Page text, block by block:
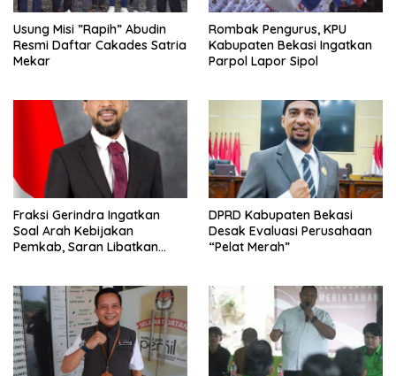
Usung Misi ”Rapih” Abudin
Resmi Daftar Cakades Satria
Mekar
Rombak Pengurus, KPU
Kabupaten Bekasi Ingatkan
Parpol Lapor Sipol
Fraksi Gerindra Ingatkan
Soal Arah Kebijakan
Pemkab, Saran Libatkan
DPRD Kabupaten Bekasi
Desak Evaluasi Perusahaan
“Pelat Merah”